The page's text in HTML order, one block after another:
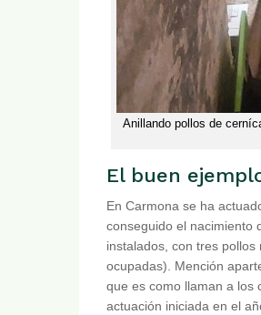
Anillando pollos de
El buen
En Carmona se ha
conseguido el nacimiento
instalados, con tres
ocupadas). Mención
que es como llaman a los
actuación iniciada en el